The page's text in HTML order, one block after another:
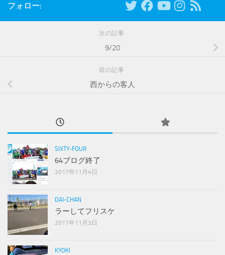
フォロー:
次の記事
9/20
前の記事
西からの客人
SIXTY-FOUR
64ブログ終了
2017年11月4日
DAI-CHAN
ラーしてフリスケ
2017年11月3日
KYOKI